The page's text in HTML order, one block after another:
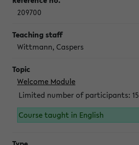
209700
Wittmann, Caspers
Welcome Module
Limited number of participants: 15
Course taught in English